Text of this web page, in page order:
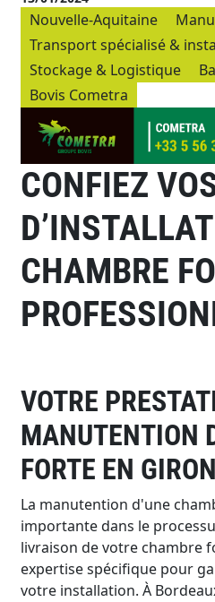
Nouvelle-Aquitaine
Transport spécialisé &
Stockage & Logistique
Bovis Cometra
CONFIEZ
CHAMBRE
VOTRE
MANUTENTION
FORTE EN
La manutention d'une
importante dans le
livraison de votre chambre
expertise spécifique pour
votre installation. À